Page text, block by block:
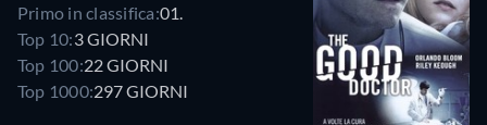
Primo in classifica:01.
Top 10:3 GIORNI
Top 100:22 GIORNI
Top 1000:297 GIORNI